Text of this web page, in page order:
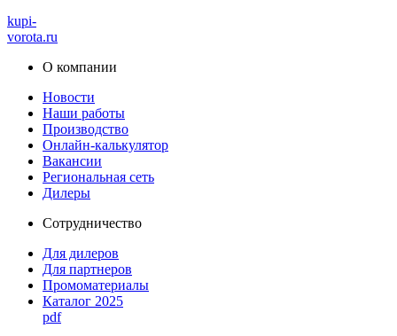
kupi-
vorota.ru
О компании
Новости
Наши работы
Производство
Онлайн-калькулятор
Вакансии
Региональная сеть
Дилеры
Сотрудничество
Для дилеров
Для партнеров
Промоматериалы
Каталог 2025
pdf